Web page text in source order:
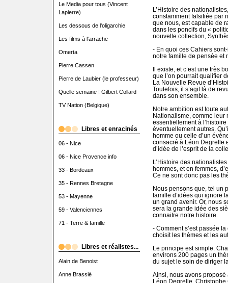
Le Media pour tous (Vincent
Lapierre)
Les dessous de l'oligarchie
Les films à l'arrache
Omerta
Pierre Cassen
Pierre de Laubier (le professeur)
Quelle semaine ! Gilbert Collard
TV Nation (Belgique)
Libres et enracinés
06 - Nice
06 - Nice Provence info
33 - Bordeaux
35 - Rennes Bretagne
53 - Mayenne
59 - Valenciennes
71 - Terre & famille
Libres et réalistes...
Alain de Benoist
Anne Brassié
L’Histoire des
constamment falsifiée par
que nous, est capable de
dans les poncifs du «
nouvelle collection,
- En quoi ces Cahiers
notre famille de pensée et
Il existe, et c’est une très
que l’on pourrait qualifier
La Nouvelle Revue
Toutefois, il s’agit là de
dans son ensemble.
Notre ambition est toute
Nationalisme, comme leur
essentiellement à
éventuellement autres.
homme ou celle d’un
consacré à Léon Degrelle
d’idée de l’esprit de la
L’Histoire des
hommes, et en femmes,
Ce ne sont donc pas les
Nous pensons que, tel un
famille d’idées qui ignore
un grand avenir. Or, nous
sera la grande idée des
connaitre notre histoire.
- Comment s’est passée
choisit les thèmes et les
Le principe est simple.
environs 200 pages un
du sujet le soin de diriger
Ainsi, nous avons proposé
Léon Degrelle, Christophe